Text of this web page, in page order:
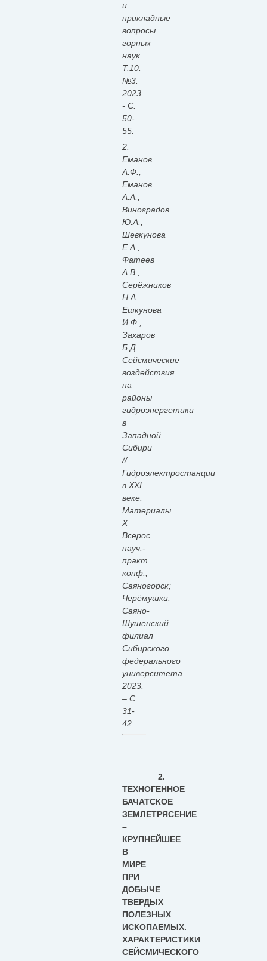
и
прикладные
вопросы
горных
наук.
Т.10.
№3.
2023.
- С.
50-
55.
2.
Еманов
А.Ф.,
Еманов
А.А.,
Виноградов
Ю.А.,
Шевкунова
Е.А.,
Фатеев
А.В.,
Серёжников
Н.А.
Ешкунова
И.Ф.,
Захаров
Б.Д.
Сейсмические
воздействия
на
районы
гидроэнергетики
в
Западной
Сибири
//
Гидроэлектростанции
в XXI
веке:
Материалы
X
Всерос.
науч.-
практ.
конф.,
Саяногорск;
Черёмушки:
Саяно-
Шушенский
филиал
Сибирского
федерального
университета.
2023.
– С.
31-
42.
2.
ТЕХНОГЕННОЕ
БАЧАТСКОЕ
ЗЕМЛЕТРЯСЕНИЕ
–
КРУПНЕЙШЕЕ
В
МИРЕ
ПРИ
ДОБЫЧЕ
ТВЕРДЫХ
ПОЛЕЗНЫХ
ИСКОПАЕМЫХ.
ХАРАКТЕРИСТИКИ
СЕЙСМИЧЕСКОГО